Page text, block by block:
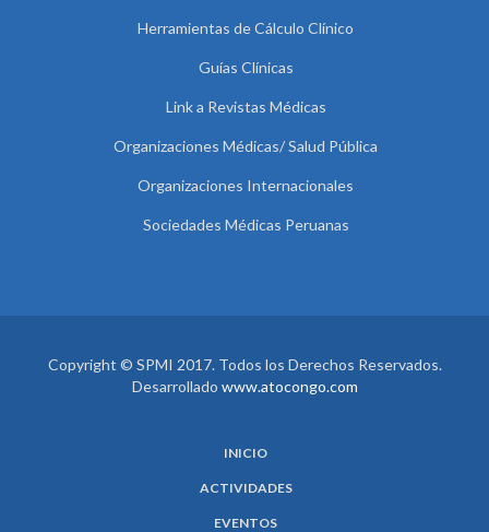
Herramientas de Cálculo Clínico
Guías Clínicas
Link a Revistas Médicas
Organizaciones Médicas/ Salud Pública
Organizaciones Internacionales
Sociedades Médicas Peruanas
Copyright © SPMI 2017. Todos los Derechos Reservados.
Desarrollado www.atocongo.com
INICIO
ACTIVIDADES
EVENTOS